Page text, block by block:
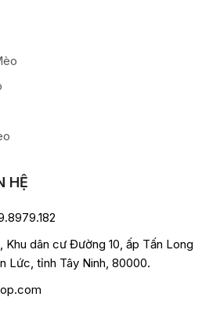
HỆ
Khu dân cư Đường 10, ấp Tấn Long
Lức, tỉnh Tây Ninh, 80000.